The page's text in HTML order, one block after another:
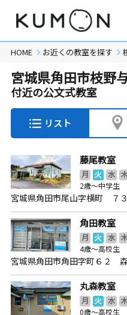
HOME お近くの教室を探す
宮城県角田市枝野
付近の公文式教室
リスト
藤尾教室
月 火 水
2歳～中学生
宮城県角田市尾山字横町 ７
角田教室
月 火 水
4歳～高校生
宮城県角田市角田字町６２
丸森教室
月 火 水
0歳～高校生